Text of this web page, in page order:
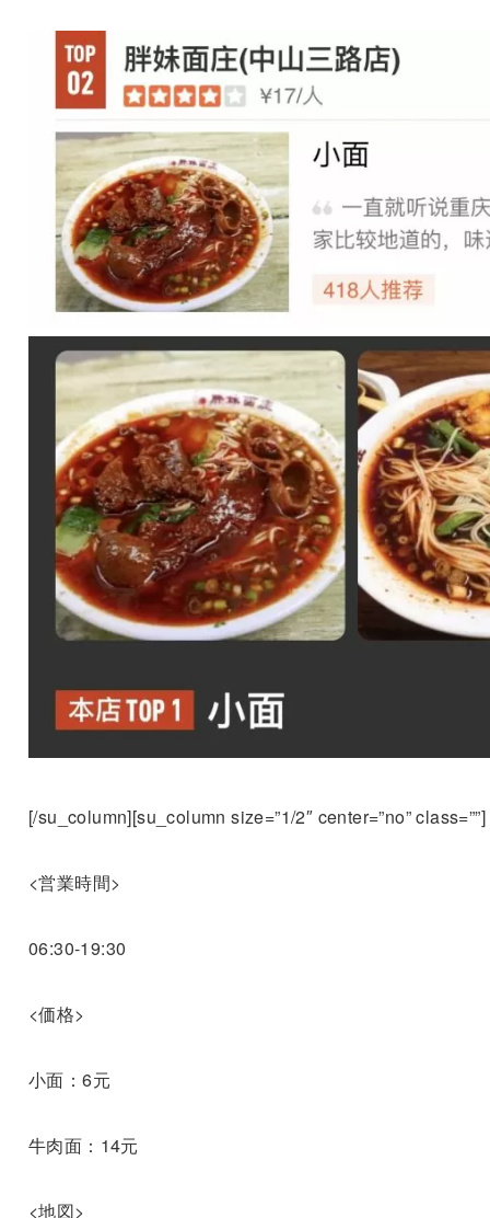
[/su_column][su_column size=”1/2″ center=”no” class=””]
<営業時間>
06:30-19:30
<価格>
小面：6元
牛肉面：14元
<地図>